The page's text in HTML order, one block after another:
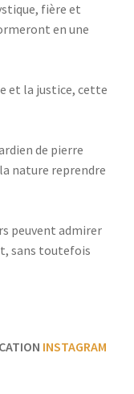
fière et
en une
et la justice, cette
de pierre
nature reprendre
peuvent admirer
sans toutefois
INSTAGRAM